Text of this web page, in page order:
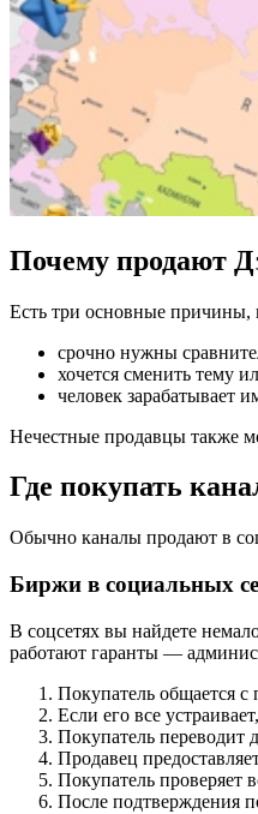
Почему продают
Есть три основные причины,
срочно нужны
хочется сменить тему
человек зарабатывает
Нечестные продавцы также
Где покупать
Обычно каналы продают в
Биржи в социальных
В соцсетях вы найдете
работают гаранты —
Покупатель общается с
Если его все
Покупатель переводит
Продавец
Покупатель проверяет
После подтверждения